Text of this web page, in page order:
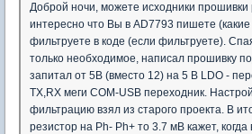
Доброй ночи, можете исходники прошивки
интересно что Вы в AD7793 пишете (какие
фильтруете в коде (если фильтруете).
только необходимое, написал прошивку
запитал от 5В (вместо 12) на 5 В LDO -
TX,RX меги COM-USB переходник.
фильтрацию взял из старого проекта. В
резистор на Ph- Ph+ то 3.7 мВ кажет,